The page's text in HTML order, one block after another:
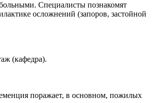
Специалисты познакомят
осложнений (запоров, застойной
(кафедра).
поражает, в основном, пожилых